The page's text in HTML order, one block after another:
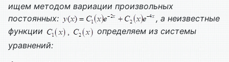
ищем методом вариации произвольных
постоянных:
, а неизвестные
функции
определяем из системы
уравнений: